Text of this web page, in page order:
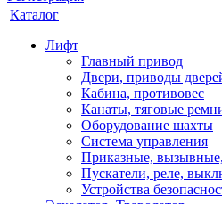
Каталог
Лифт
Главный привод
Двери, приводы
Кабина, противовес
Канаты, тяговые
Оборудование шахты
Система управления
Приказные,
Пускатели, реле,
Устройства